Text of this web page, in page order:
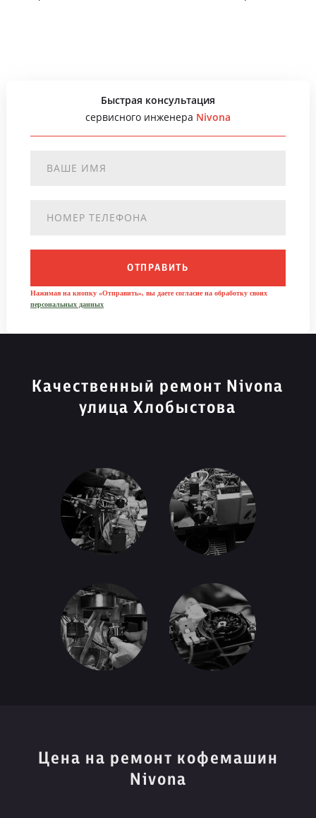
Быстрая консультация
сервисного инженера Nivona
ОТПРАВИТЬ
Нажимая на кнопку «Отправить», вы даете согласие на обработку своих
персональных данных
Качественный ремонт Nivona
улица Хлобыстова
Цена на ремонт кофемашин
Nivona